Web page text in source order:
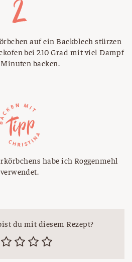
auf ein Backblech stürzen
bei 210 Grad mit viel Dampf
Minuten backen.
habe ich Roggenmehl
verwendet.
du mit diesem Rezept?